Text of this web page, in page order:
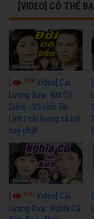
[VIDEO] CÓ THỂ
7658 Video] Cải
Lương Xưa : Đời Cô
Diễm - Vũ Linh Tài
Linh | cải lương xã hội
hay nhất
6047 Video] Cải
Lương Xưa : Nghĩa Cũ